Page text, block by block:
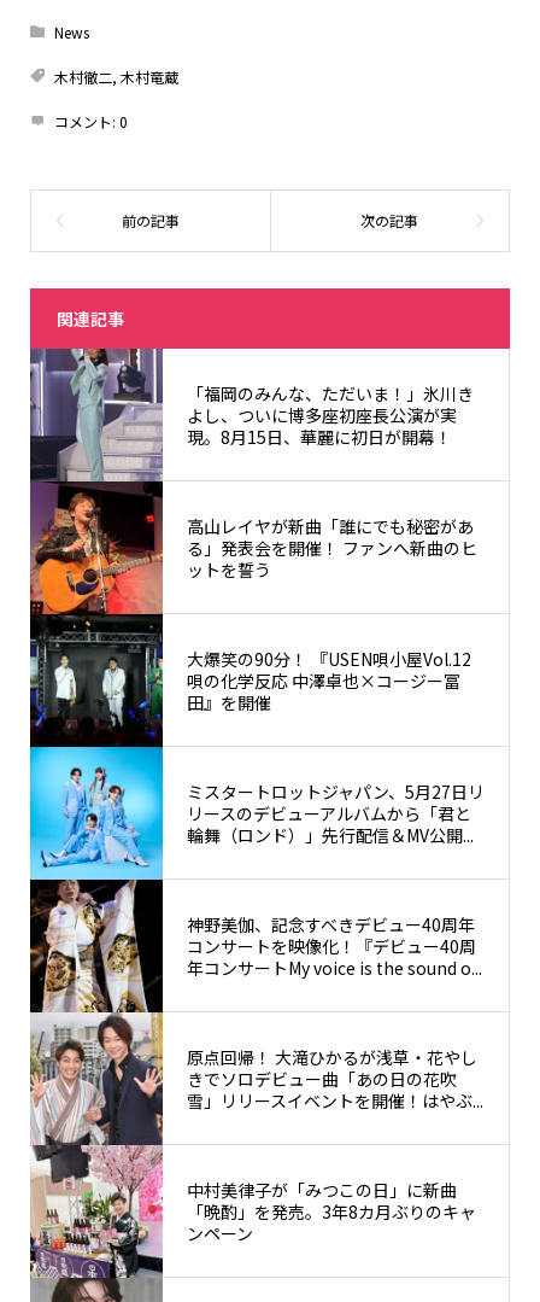
News
木村徹二, 木村竜蔵
コメント: 0
関連記事
「福岡のみんな、ただいま！」氷川き
よし、ついに博多座初座長公演が実
現。8月15日、華麗に初日が開幕！
高山レイヤが新曲「誰にでも秘密があ
る」発表会を開催！ ファンへ新曲のヒ
ットを誓う
大爆笑の90分！ 『USEN唄小屋Vol.12
唄の化学反応 中澤卓也×コージー冨
田』を開催
ミスタートロットジャパン、5月27日リ
リースのデビューアルバムから「君と
輪舞（ロンド）」先行配信＆MV公開...
神野美伽、記念すべきデビュー40周年
コンサートを映像化！『デビュー40周
年コンサートMy voice is the sound o...
原点回帰！ 大滝ひかるが浅草・花やし
きでソロデビュー曲「あの日の花吹
雪」リリースイベントを開催！はやぶ...
中村美律子が「みつこの日」に新曲
「晩酌」を発売。3年8カ月ぶりのキャ
ンペーン